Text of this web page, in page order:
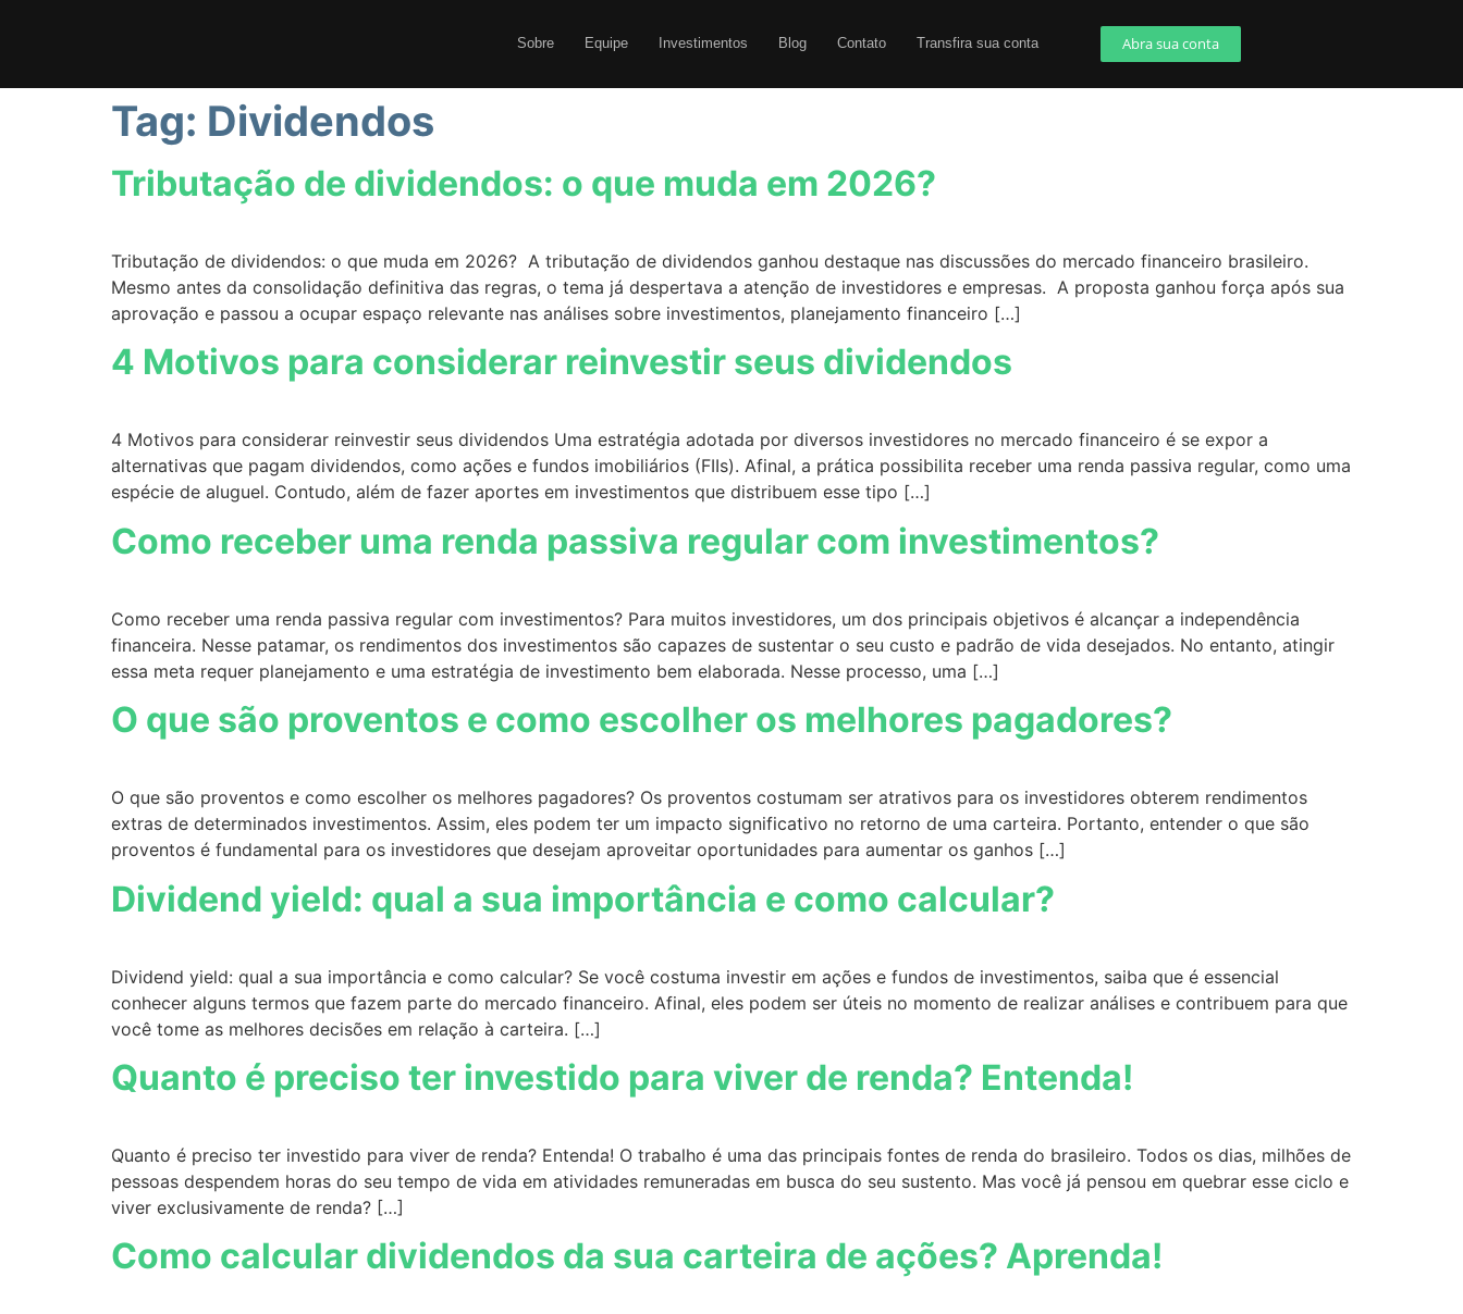
Sobre Equipe Investimentos Blog Contato Transfira sua conta Abra sua conta
Tag: Dividendos
Tributação de dividendos: o que muda em 2026?
Tributação de dividendos: o que muda em 2026? A tributação de dividendos ganhou destaque nas discussões do mercado financeiro brasileiro.
Mesmo antes da consolidação definitiva das regras, o tema já despertava a atenção de investidores e empresas. A proposta ganhou força após sua
aprovação e passou a ocupar espaço relevante nas análises sobre investimentos, planejamento financeiro […]
4 Motivos para considerar reinvestir seus dividendos
4 Motivos para considerar reinvestir seus dividendos Uma estratégia adotada por diversos investidores no mercado financeiro é se expor a
alternativas que pagam dividendos, como ações e fundos imobiliários (FIIs). Afinal, a prática possibilita receber uma renda passiva regular, como uma
espécie de aluguel. Contudo, além de fazer aportes em investimentos que distribuem esse tipo […]
Como receber uma renda passiva regular com investimentos?
Como receber uma renda passiva regular com investimentos? Para muitos investidores, um dos principais objetivos é alcançar a independência
financeira. Nesse patamar, os rendimentos dos investimentos são capazes de sustentar o seu custo e padrão de vida desejados. No entanto, atingir
essa meta requer planejamento e uma estratégia de investimento bem elaborada. Nesse processo, uma […]
O que são proventos e como escolher os melhores pagadores?
O que são proventos e como escolher os melhores pagadores? Os proventos costumam ser atrativos para os investidores obterem rendimentos
extras de determinados investimentos. Assim, eles podem ter um impacto significativo no retorno de uma carteira. Portanto, entender o que são
proventos é fundamental para os investidores que desejam aproveitar oportunidades para aumentar os ganhos […]
Dividend yield: qual a sua importância e como calcular?
Dividend yield: qual a sua importância e como calcular? Se você costuma investir em ações e fundos de investimentos, saiba que é essencial
conhecer alguns termos que fazem parte do mercado financeiro. Afinal, eles podem ser úteis no momento de realizar análises e contribuem para que
você tome as melhores decisões em relação à carteira. […]
Quanto é preciso ter investido para viver de renda? Entenda!
Quanto é preciso ter investido para viver de renda? Entenda! O trabalho é uma das principais fontes de renda do brasileiro. Todos os dias, milhões de
pessoas despendem horas do seu tempo de vida em atividades remuneradas em busca do seu sustento. Mas você já pensou em quebrar esse ciclo e
viver exclusivamente de renda? […]
Como calcular dividendos da sua carteira de ações? Aprenda!